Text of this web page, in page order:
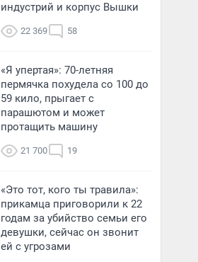
индустрий и корпус Вышки
22 369 58
«Я упертая»: 70-летняя
пермячка похудела со 100 до
59 кило, прыгает с
парашютом и может
протащить машину
21 700 19
«Это тот, кого ты травила»:
прикамца приговорили к 22
годам за убийство семьи его
девушки, сейчас он звонит
ей с угрозами